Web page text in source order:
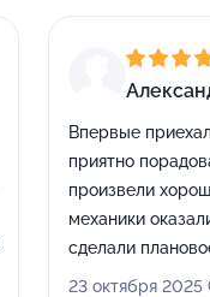
Впервые
приятно
произвели
механики
сделали
двигателе,
23 октября 2025